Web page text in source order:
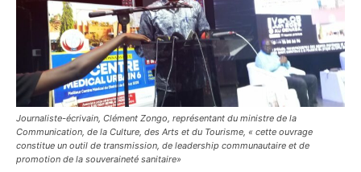
Journaliste-écrivain, Clément Zongo, représentant du ministre de la
Communication, de la Culture, des Arts et du Tourisme, « cette ouvrage
constitue un outil de transmission, de leadership communautaire et de
promotion de la souveraineté sanitaire»